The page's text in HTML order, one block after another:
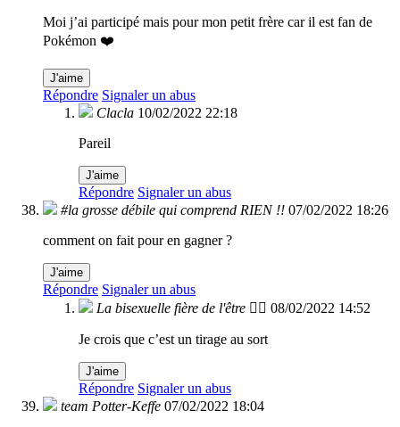
Moi j’ai participé mais pour mon petit frère car il est fan de
Pokémon ❤️
J'aime
Répondre Signaler un abus
Clacla 10/02/2022 22:18
Pareil
J'aime
Répondre Signaler un abus
#la grosse débile qui comprend RIEN !! 07/02/2022 18:26
comment on fait pour en gagner ?
J'aime
Répondre Signaler un abus
La bisexuelle fière de l'être 🏳️‍🌈 08/02/2022 14:52
Je crois que c’est un tirage au sort
J'aime
Répondre Signaler un abus
team Potter-Keffe 07/02/2022 18:04